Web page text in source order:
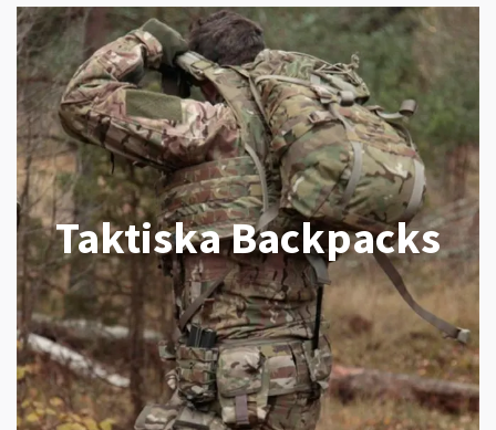
Taktiska Backpacks